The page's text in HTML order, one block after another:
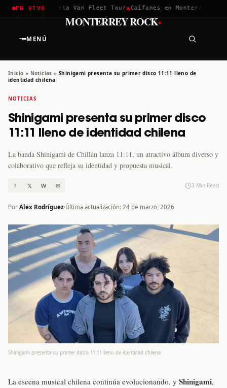
EN VIVO
2026 ✱Greta Van Fleet Tour✱Caifanes en Monterrey · 12
MENÚ
MONTERREY ROCK·
Inicio » Noticias » Shinigami presenta su primer disco 11:11 lleno de
identidad chilena
NOTICIAS
Shinigami presenta su primer disco
11:11 lleno de identidad chilena
La banda Shinigami de Chillán lanza 11:11, un atractivo álbum diverso y
colaborativo que refleja su identidad y propuesta musical.
f 𝕏 W ✉ 3 Min Read
Por Alex Rodríguez Última actualización: 24 de marzo, 2026
Shinigami presenta su primer disco 11:11 lleno de identidad chilena
La escena musical chilena continúa evolucionando, y Shinigami,